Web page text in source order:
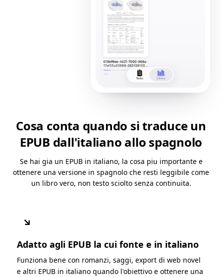
Cosa conta quando si traduce un
EPUB dall'italiano allo spagnolo
Se hai gia un EPUB in italiano, la cosa piu importante e
ottenere una versione in spagnolo che resti leggibile come
un libro vero, non testo sciolto senza continuita.
↘
Adatto agli EPUB la cui fonte e in italiano
Funziona bene con romanzi, saggi, export di web novel
e altri EPUB in italiano quando l'obiettivo e ottenere una